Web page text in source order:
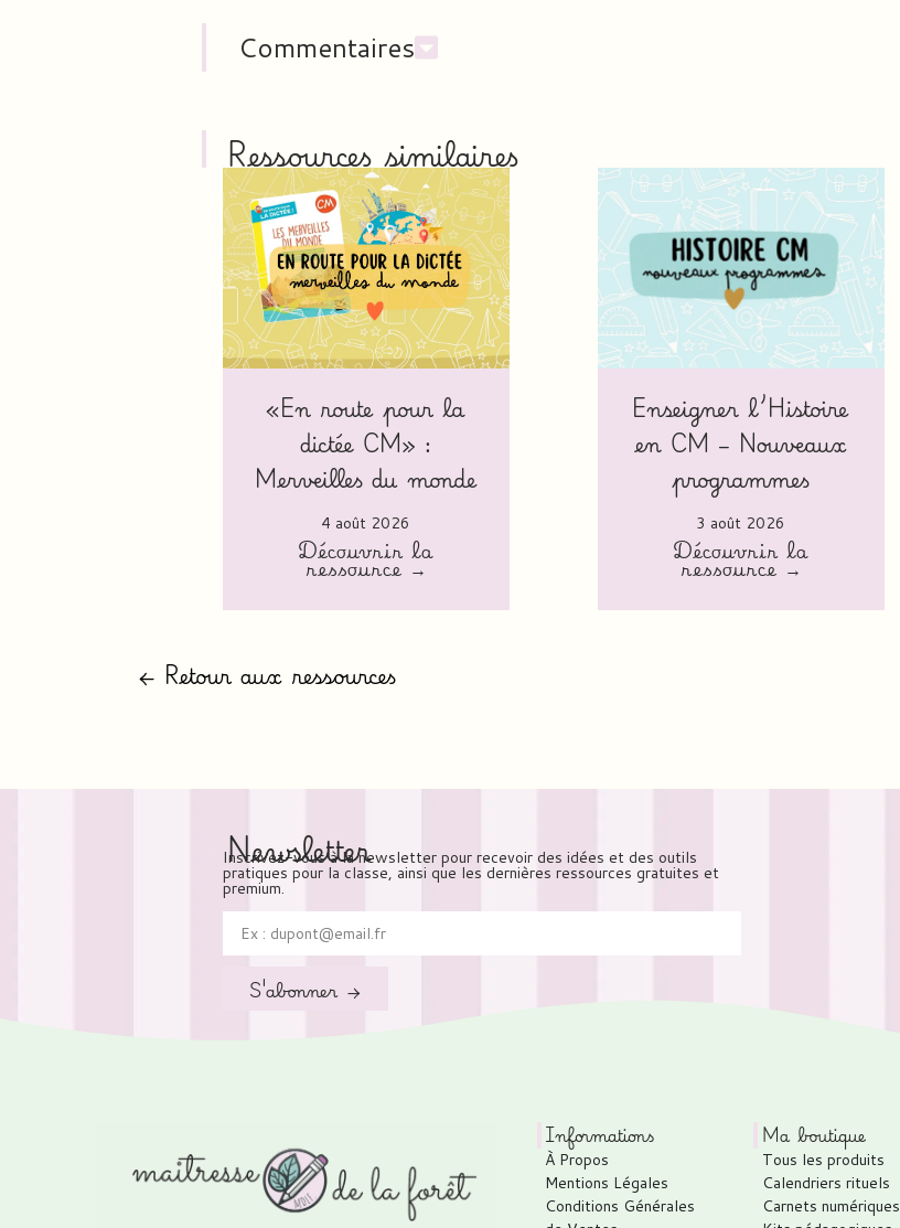
Commentaires
Ressources similaires
«En route pour la
dictée CM» :
Merveilles du monde
4 août 2026
Découvrir la
ressource →
Enseigner l’Histoire
en CM – Nouveaux
programmes
3 août 2026
Découvrir la
ressource →
← Retour aux ressources
Newsletter
Inscrivez-vous à la newsletter pour recevoir des idées et des outils
pratiques pour la classe, ainsi que les dernières ressources gratuites et
premium.
S'abonner →
Informations
À Propos
Mentions Légales
Conditions Générales
Ma boutique
Tous les produits
Calendriers rituels
Carnets numériques